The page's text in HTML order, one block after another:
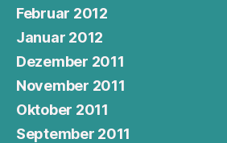
Februar 2012
Januar 2012
Dezember 2011
November 2011
Oktober 2011
September 2011